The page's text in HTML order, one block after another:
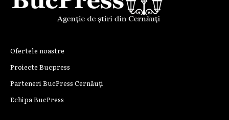
Ofertele noastre
Proiecte Bucpress
Parteneri BucPress Cernăuți
Echipa BucPress